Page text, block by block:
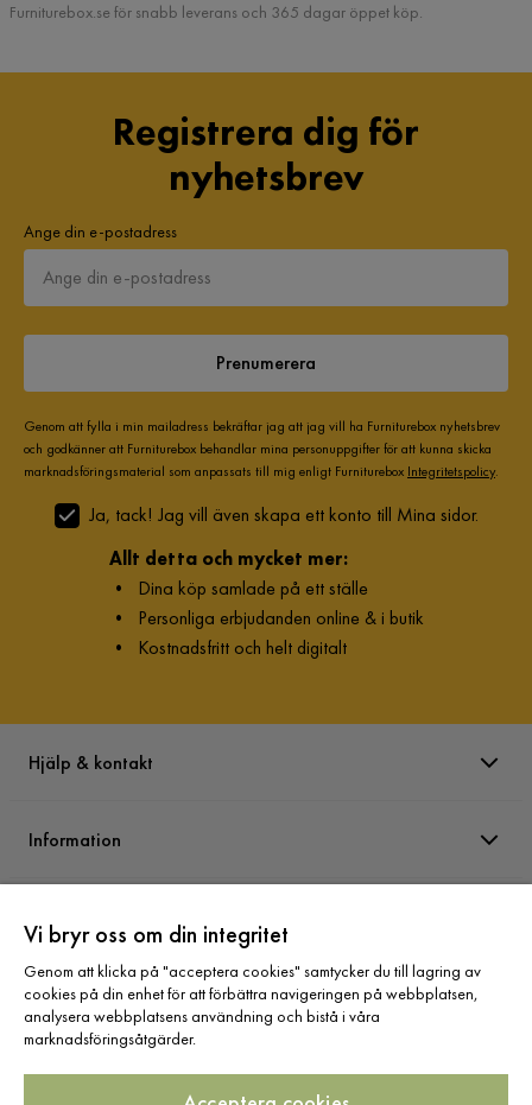
Furniturebox.se för snabb leverans och 365 dagar öppet köp.
Registrera dig för
nyhetsbrev
Ange din e-postadress
Prenumerera
Genom att fylla i min mailadress bekräftar jag att jag vill ha Furniturebox nyhetsbrev
och godkänner att Furniturebox behandlar mina personuppgifter för att kunna skicka
marknadsföringsmaterial som anpassats till mig enligt Furniturebox Integritetspolicy.
Ja, tack! Jag vill även skapa ett konto till Mina sidor.
Allt detta och mycket mer:
• Dina köp samlade på ett ställe
• Personliga erbjudanden online & i butik
• Kostnadsfritt och helt digitalt
Hjälp & kontakt
Information
Sortiment
Vi bryr oss om din integritet
Genom att klicka på "acceptera cookies" samtycker du till lagring av
cookies på din enhet för att förbättra navigeringen på webbplatsen,
analysera webbplatsens användning och bistå i våra
marknadsföringsåtgärder.